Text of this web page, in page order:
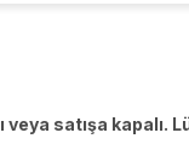
veya satışa kapalı.